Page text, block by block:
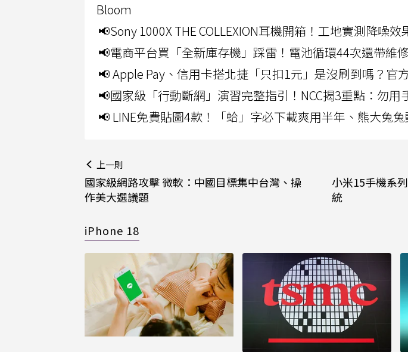
Bloom
📢Sony 1000X THE COLLEXION耳機開箱！工地實測降噪
📢電商平台買「全新庫存機」踩雷！電池循環44次還帶維
📢 Apple Pay、信用卡搭北捷「只扣1元」是沒刷到嗎？官
📢國家級「行動斷網」演習完整指引！NCC揭3重點：勿用
📢 LINE免費貼圖4款！「蛤」字必下載爽用半年、熊大兔
上一則
國家級網路攻擊 微軟：中國目標集中台灣、操
作美大選議題
小米15手機系
統
iPhone 18